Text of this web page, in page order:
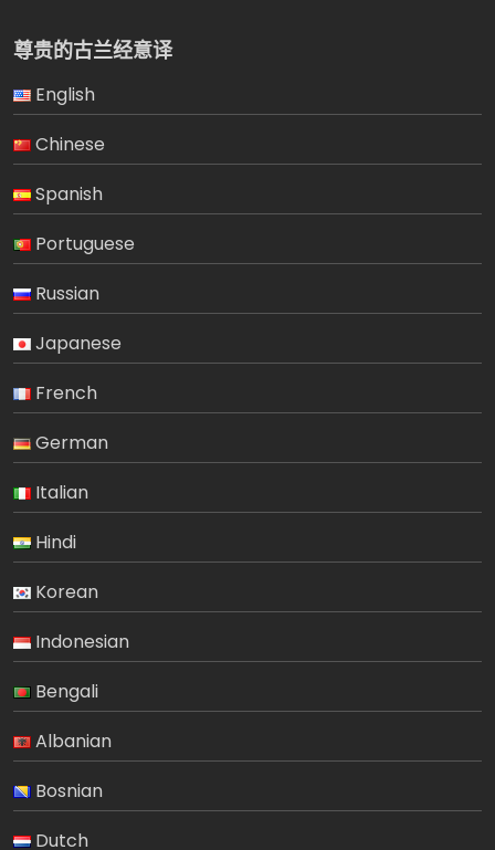
尊贵的古兰经意译
English
Chinese
Spanish
Portuguese
Russian
Japanese
French
German
Italian
Hindi
Korean
Indonesian
Bengali
Albanian
Bosnian
Dutch